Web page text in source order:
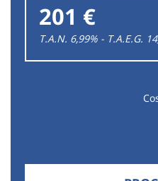
201 €
T.A.N. 6,99% - T.A.E.G.